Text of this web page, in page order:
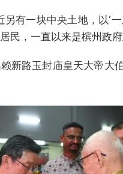
另有一块中央土地，以‘
民，一直以来是槟州政
新路玉封庙皇天大帝大